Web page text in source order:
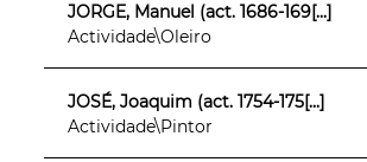
JORGE, Manuel (act. 1686-169[...]
Actividade\Oleiro
JOSÉ, Joaquim (act. 1754-175[...]
Actividade\Pintor